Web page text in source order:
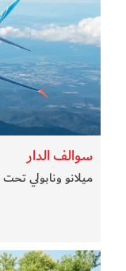
سوالف الدار
ميلانو ونابولي